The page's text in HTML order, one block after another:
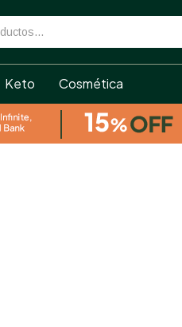
Keto Cosmética